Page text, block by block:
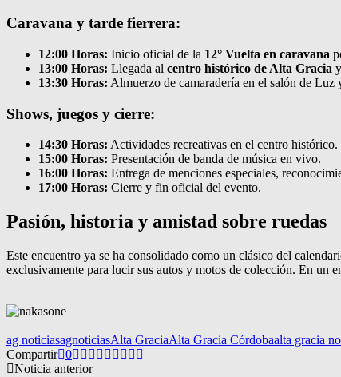
Caravana y tarde fierrera:
12:00 Horas: Inicio oficial de la 12° Vuelta en caravana
13:00 Horas: Llegada al centro histórico de Alta Gracia
13:30 Horas: Almuerzo de camaradería en el salón de Luz
Shows, juegos y cierre:
14:30 Horas: Actividades recreativas en el centro histórico.
15:00 Horas: Presentación de banda de música en vivo.
16:00 Horas: Entrega de menciones especiales,
17:00 Horas: Cierre y fin oficial del evento.
Pasión, historia y amistad sobre ruedas
Este encuentro ya se ha consolidado como un clásico del
exclusivamente para lucir sus autos y motos de colección. En un
ag noticiasagnoticiasAlta GraciaAlta Gracia Córdobaalta gracia
Compartir 0
Noticia anterior